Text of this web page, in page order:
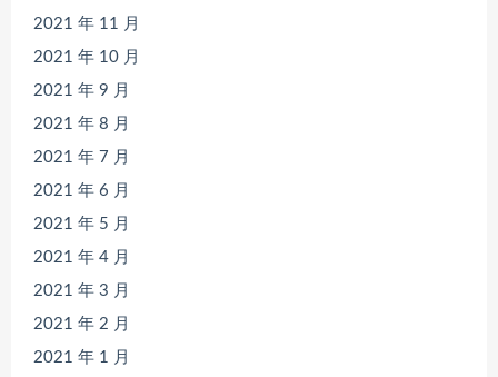
2021 年 11 月
2021 年 10 月
2021 年 9 月
2021 年 8 月
2021 年 7 月
2021 年 6 月
2021 年 5 月
2021 年 4 月
2021 年 3 月
2021 年 2 月
2021 年 1 月